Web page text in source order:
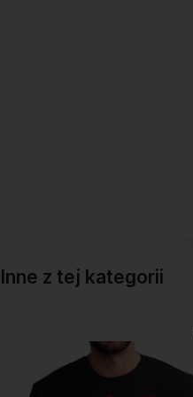
Inne z tej kategorii